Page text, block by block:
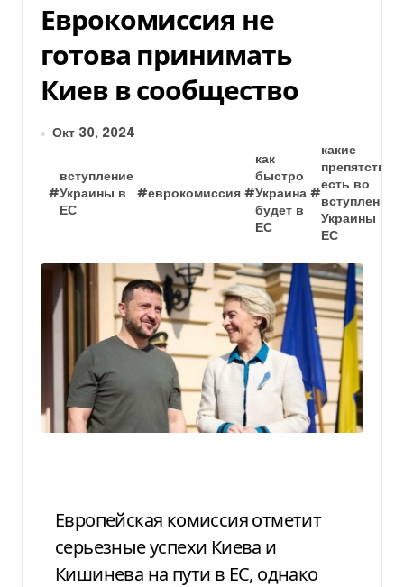
Еврокомиссия не
готова принимать
Киев в сообщество
Окт 30, 2024
#
вступление
Украины в
ЕС
#еврокомиссия #
как
быстро
Украина
будет в
ЕС
#
какие
препятствия
есть во
вступлении
Украины в
ЕС
Европейская комиссия отметит
серьезные успехи Киева и
Кишинева на пути в ЕС, однако